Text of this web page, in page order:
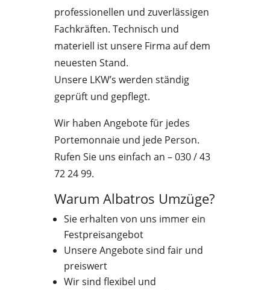
professionellen und zuverlässigen
Fachkräften. Technisch und
materiell ist unsere Firma auf dem
neuesten Stand.
Unsere LKW’s werden ständig
geprüft und gepflegt.
Wir haben Angebote für jedes
Portemonnaie und jede Person.
Rufen Sie uns einfach an – 030 / 43
72 24 99.
Warum Albatros Umzüge?
Sie erhalten von uns immer ein
Festpreisangebot
Unsere Angebote sind fair und
preiswert
Wir sind flexibel und